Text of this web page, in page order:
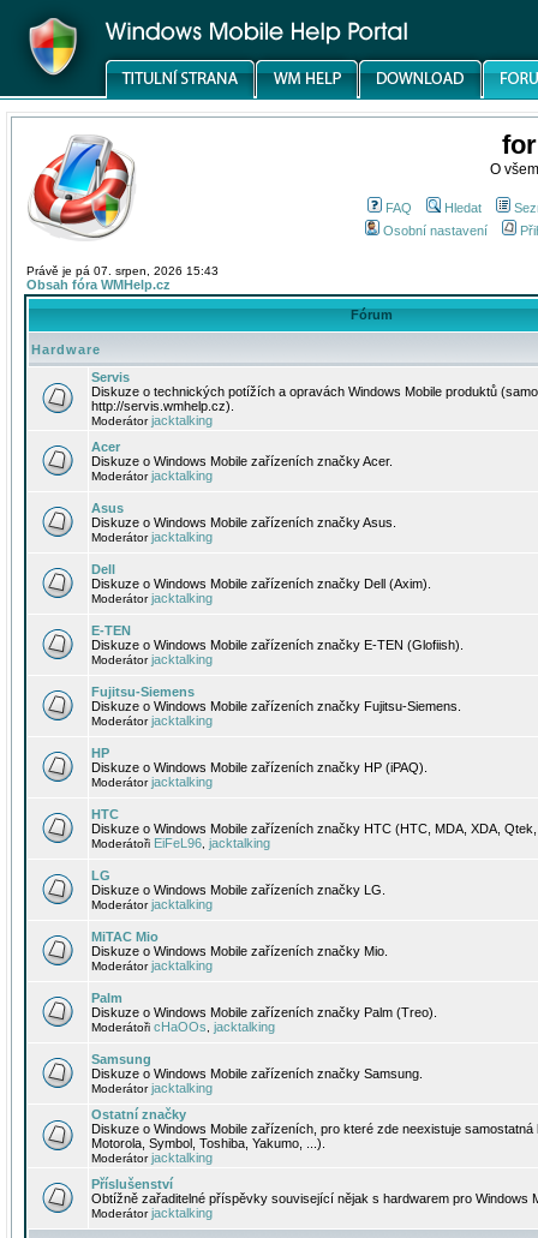
O
FAQ Hledat
Osobní nastavení
Právě je pá 07. srpen, 2026 15:43
Obsah fóra WMHelp.cz
Fórum
Hardware
Servis
Diskuze o technických potížích a opravách Windows Mobile produktů
http://servis.wmhelp.cz).
Moderátorjacktalking
Acer
Diskuze o Windows Mobile zařízeních značky Acer.
Moderátorjacktalking
Asus
Diskuze o Windows Mobile zařízeních značky Asus.
Moderátorjacktalking
Dell
Diskuze o Windows Mobile zařízeních značky Dell (Axim).
Moderátorjacktalking
E-TEN
Diskuze o Windows Mobile zařízeních značky E-TEN (Glofiish).
Moderátorjacktalking
Fujitsu-Siemens
Diskuze o Windows Mobile zařízeních značky Fujitsu-Siemens.
Moderátorjacktalking
HP
Diskuze o Windows Mobile zařízeních značky HP (iPAQ).
Moderátorjacktalking
HTC
Diskuze o Windows Mobile zařízeních značky HTC (HTC, MDA, XDA,
Moderátoři EiFeL96 jacktalking
LG
Diskuze o Windows Mobile zařízeních značky LG.
Moderátorjacktalking
MiTAC Mio
Diskuze o Windows Mobile zařízeních značky Mio.
Moderátorjacktalking
Palm
Diskuze o Windows Mobile zařízeních značky Palm (Treo).
Moderátoři cHaOOs jacktalking
Samsung
Diskuze o Windows Mobile zařízeních značky Samsung.
Moderátorjacktalking
Ostatní značky
Diskuze o Windows Mobile zařízeních, pro které zde neexistuje
Motorola, Symbol, Toshiba, Yakumo, ...).
Moderátorjacktalking
Příslušenství
Obtížně zařaditelné příspěvky související nějak s hardwarem pro Windows
Moderátorjacktalking